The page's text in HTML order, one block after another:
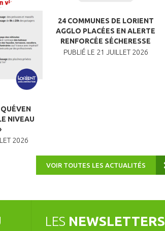
QUÉVEN
NIVEAU
2026
24 COMMUNES DE LORIENT
AGGLO PLACÉES EN ALERTE
RENFORCÉE SÉCHERESSE
PUBLIÉ LE 21 JUILLET 2026
VOIR TOUTES LES ACTUALITÉS
LES NEWSLETTERS